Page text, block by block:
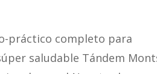
práctico completo para
saludable Tándem